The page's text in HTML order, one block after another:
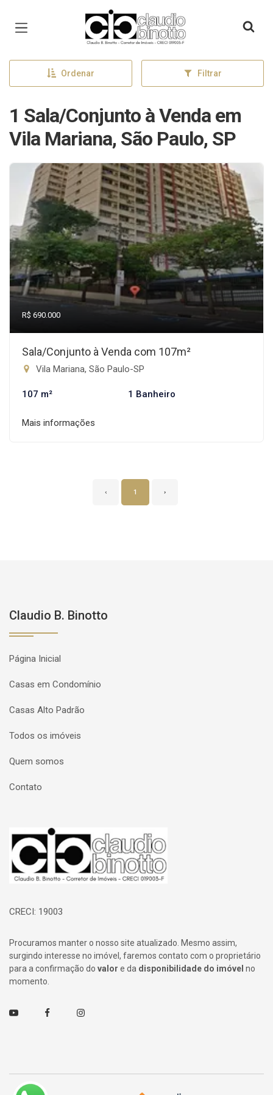
Página inicial
Ordenar Filtrar
1 Sala/Conjunto à Venda em
Vila Mariana, São Paulo, SP
R$ 690.000
Sala/Conjunto à Venda com 107m²
Vila Mariana, São Paulo-SP
107 m² 1 Banheiro
Mais informações
‹ 1 ›
Claudio B. Binotto
Página Inicial
Casas em Condomínio
Casas Alto Padrão
Todos os imóveis
Quem somos
Contato
Página inicial
CRECI: 19003
Procuramos manter o nosso site atualizado. Mesmo assim,
surgindo interesse no imóvel, faremos contato com o proprietário
para a confirmação do valor e da disponibilidade do imóvel no
momento.
Youtube FacebookInstagram